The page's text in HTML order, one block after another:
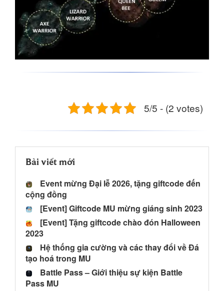
5/5 - (2 votes)
Bài viết mới
Event mừng Đại lễ 2026, tặng giftcode đến
cộng đồng
[Event] Giftcode MU mừng giáng sinh 2023
[Event] Tặng giftcode chào đón Halloween
2023
Hệ thống gia cường và các thay đổi về Đá
tạo hoá trong MU
Battle Pass – Giới thiệu sự kiện Battle
Pass MU